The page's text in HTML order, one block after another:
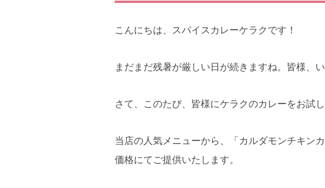
こんにちは、スパイスカレーケラクです！
まだまだ残暑が厳しい日が続きますね。皆様、
さて、このたび、皆様にケラクのカレーをお試
当店の人気メニューから、「カルダモンチキンカ
価格にてご提供いたします。